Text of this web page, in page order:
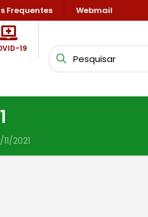
Frequentes Webmail
19
2021